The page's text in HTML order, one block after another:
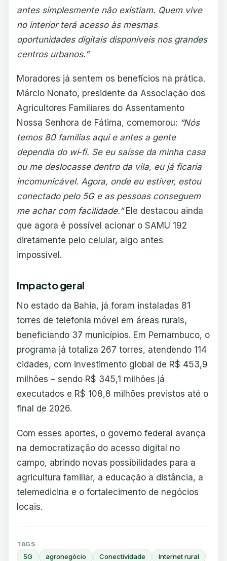
antes simplesmente não existiam. Quem vive
no interior terá acesso às mesmas
oportunidades digitais disponíveis nos grandes
centros urbanos.”
Moradores já sentem os benefícios na prática.
Márcio Nonato, presidente da Associação dos
Agricultores Familiares do Assentamento
Nossa Senhora de Fátima, comemorou: “Nós
temos 80 famílias aqui e antes a gente
dependia do wi‑fi. Se eu saísse da minha casa
ou me deslocasse dentro da vila, eu já ficaria
incomunicável. Agora, onde eu estiver, estou
conectado pelo 5G e as pessoas conseguem
me achar com facilidade.”Ele destacou ainda
que agora é possível acionar o SAMU 192
diretamente pelo celular, algo antes
impossível.
Impacto geral
No estado da Bahia, já foram instaladas 81
torres de telefonia móvel em áreas rurais,
beneficiando 37 municípios. Em Pernambuco, o
programa já totaliza 267 torres, atendendo 114
cidades, com investimento global de R$ 453,9
milhões – sendo R$ 345,1 milhões já
executados e R$ 108,8 milhões previstos até o
final de 2026.
Com esses aportes, o governo federal avança
na democratização do acesso digital no
campo, abrindo novas possibilidades para a
agricultura familiar, a educação a distância, a
telemedicina e o fortalecimento de negócios
locais.
TAGS
5G agronegócio Conectividade
Internet rural